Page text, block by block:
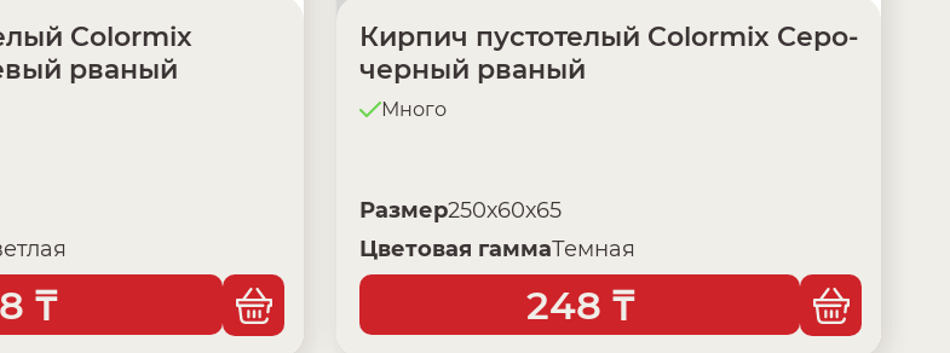
Colormix
рваный
₸
Кирпич пустотелый Colormix Серо-
черный рваный
Много
Размер250х60х65
Цветовая гаммаТемная
248 ₸